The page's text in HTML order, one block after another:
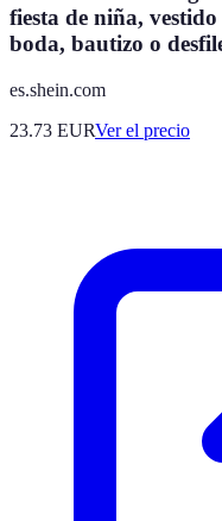
fiesta de niña,
boda, bautizo o
es.shein.com
23.73 EURVer el precio